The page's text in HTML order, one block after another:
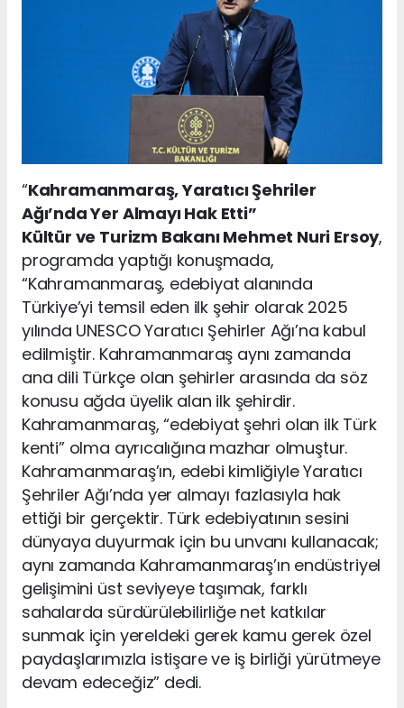
“Kahramanmaraş, Yaratıcı Şehriler
Ağı’nda Yer Almayı Hak Etti”
Kültür ve Turizm Bakanı Mehmet Nuri Ersoy,
programda yaptığı konuşmada,
“Kahramanmaraş, edebiyat alanında
Türkiye’yi temsil eden ilk şehir olarak 2025
yılında UNESCO Yaratıcı Şehirler Ağı’na kabul
edilmiştir. Kahramanmaraş aynı zamanda
ana dili Türkçe olan şehirler arasında da söz
konusu ağda üyelik alan ilk şehirdir.
Kahramanmaraş, “edebiyat şehri olan ilk Türk
kenti” olma ayrıcalığına mazhar olmuştur.
Kahramanmaraş’ın, edebi kimliğiyle Yaratıcı
Şehriler Ağı’nda yer almayı fazlasıyla hak
ettiği bir gerçektir. Türk edebiyatının sesini
dünyaya duyurmak için bu unvanı kullanacak;
aynı zamanda Kahramanmaraş’ın endüstriyel
gelişimini üst seviyeye taşımak, farklı
sahalarda sürdürülebilirliğe net katkılar
sunmak için yereldeki gerek kamu gerek özel
paydaşlarımızla istişare ve iş birliği yürütmeye
devam edeceğiz” dedi.